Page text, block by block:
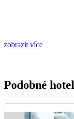
zobrazit více
Podobné